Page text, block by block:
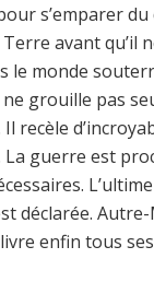
s’emparer
avant qu’il
le monde
grouille pas
recèle
guerre est
déclarée.
livre enfin tous